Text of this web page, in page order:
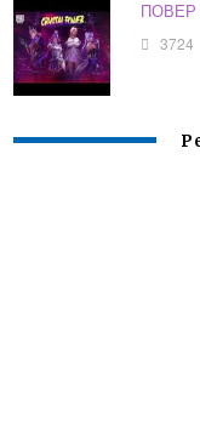
ПОВЕР
3724